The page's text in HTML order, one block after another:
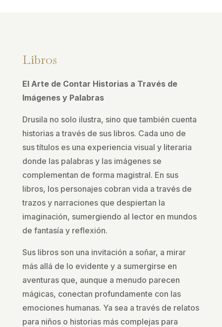
Libros
El Arte de Contar Historias a Través de
Imágenes y Palabras
Drusila no solo ilustra, sino que también cuenta
historias a través de sus libros. Cada uno de
sus títulos es una experiencia visual y literaria
donde las palabras y las imágenes se
complementan de forma magistral. En sus
libros, los personajes cobran vida a través de
trazos y narraciones que despiertan la
imaginación, sumergiendo al lector en mundos
de fantasía y reflexión.
Sus libros son una invitación a soñar, a mirar
más allá de lo evidente y a sumergirse en
aventuras que, aunque a menudo parecen
mágicas, conectan profundamente con las
emociones humanas. Ya sea a través de relatos
para niños o historias más complejas para